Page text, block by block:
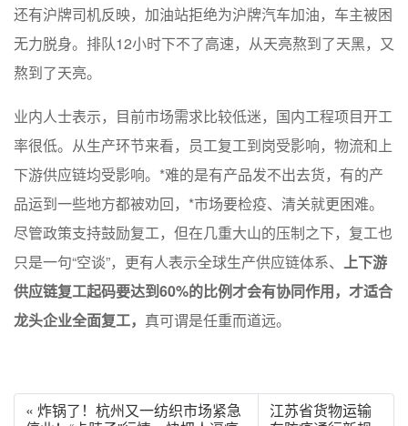
还有沪牌司机反映，加油站拒绝为沪牌汽车加油，车主被困
无力脱身。排队12小时下不了高速，从天亮熬到了天黑，又
熬到了天亮。
业内人士表示，目前市场需求比较低迷，国内工程项目开工
率很低。从生产环节来看，员工复工到岗受影响，物流和上
下游供应链均受影响。*难的是有产品发不出去货，有的产
品运到一些地方都被劝回，*市场要检疫、清关就更困难。
尽管政策支持鼓励复工，但在几重大山的压制之下，复工也
只是一句“空谈”，更有人表示全球生产供应链体系、 上下游
供应链复工起码要达到60%的比例才会有协同作用，才适合
龙头企业全面复工， 真可谓是任重而道远。
« 炸锅了！杭州又一纺织市场紧急
江苏省货物运输